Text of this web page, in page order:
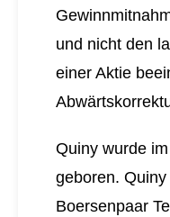
und nicht den
einer Aktie
Quiny wurde
geboren. Quiny
Boersenpaar